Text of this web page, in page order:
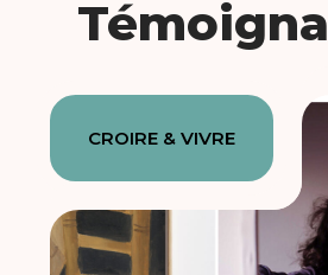
CROIRE & VIVRE